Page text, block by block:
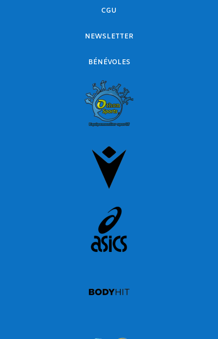
CGU
NEWSLETTER
BÉNÉVOLES